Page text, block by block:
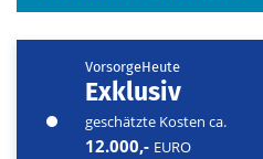
VorsorgeHeute
Exklusiv
geschätzte Kosten ca.
12.000,- EURO